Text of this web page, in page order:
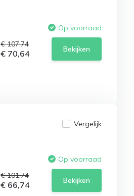
Op voorraad
€ 107,74
€ 70,64 Bekijken
Vergelijk
Op voorraad
€ 101,74
€ 66,74 Bekijken